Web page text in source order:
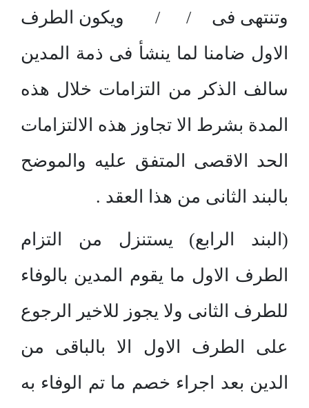
وتنتهى فى / / ويكون الطرف
الاول ضامنا لما ينشأ فى ذمة المدين
سالف الذكر من التزامات خلال هذه
المدة بشرط الا تجاوز هذه الالتزامات
الحد الاقصى المتفق عليه والموضح
بالبند الثانى من هذا العقد .
(البند الرابع) يستنزل من التزام
الطرف الاول ما يقوم المدين بالوفاء
للطرف الثانى ولا يجوز للاخير الرجوع
على الطرف الاول الا بالباقى من
الدين بعد اجراء خصم ما تم الوفاء به